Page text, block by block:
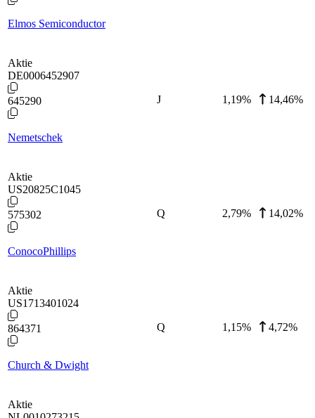
Elmos Semiconductor
Aktie
DE0006452907
645290
Nemetschek
J 1,19% 14,46%
Aktie
US20825C1045
575302
ConocoPhillips
Q 2,79% 14,02%
Aktie
US1713401024
864371
Church & Dwight
Q 1,15% 4,72%
Aktie